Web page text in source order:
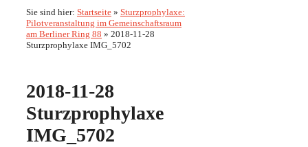
Sie sind hier: Startseite » Sturzprophylaxe:
Pilotveranstaltung im Gemeinschaftsraum
am Berliner Ring 88 » 2018-11-28
Sturzprophylaxe IMG_5702
2018-11-28
Sturzprophylaxe
IMG_5702